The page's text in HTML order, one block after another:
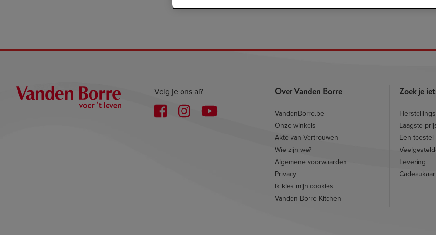
Volg je ons al? Over Vanden Borre
VandenBorre.be
Onze winkels
Akte van Vertrouwen
Wie zijn we?
Algemene voorwaarden
Privacy
Ik kies mijn cookies
Vanden Borre Kitchen
Zoek je
Laagste
Een
Levering